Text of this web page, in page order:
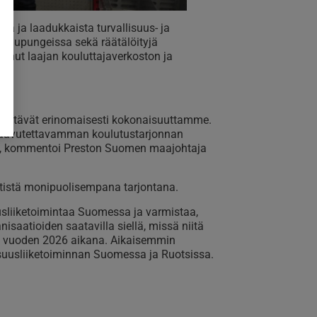
ja laadukkaista turvallisuus- ja
sekä räätälöityjä
laajan kouluttajaverkoston ja
erinomaisesti kokonaisuuttamme.
koulutustarjonnan
Preston Suomen maajohtaja
monipuolisempana tarjontana.
Suomessa ja varmistaa,
saatavilla siellä, missä niitä
2026 aikana. Aikaisemmin
Suomessa ja Ruotsissa.